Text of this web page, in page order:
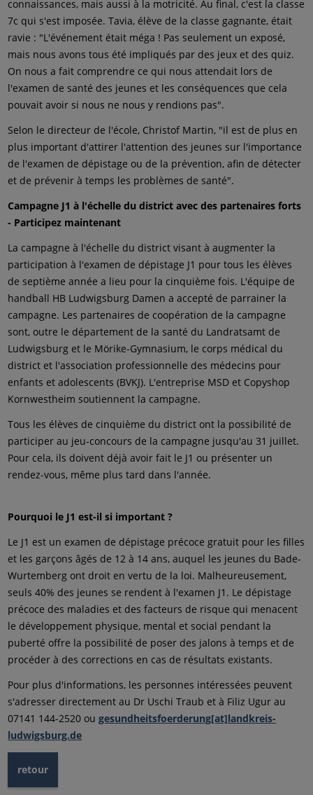
connaissances, mais aussi à la motricité. Au final, c'est la classe
7c qui s'est imposée. Tavia, élève de la classe gagnante, était
ravie : "L'événement était méga ! Pas seulement un exposé,
mais nous avons tous été impliqués par des jeux et des quiz.
On nous a fait comprendre ce qui nous attendait lors de
l'examen de santé des jeunes et les conséquences que cela
pouvait avoir si nous ne nous y rendions pas".
Selon le directeur de l'école, Christof Martin, "il est de plus en
plus important d'attirer l'attention des jeunes sur l'importance
de l'examen de dépistage ou de la prévention, afin de détecter
et de prévenir à temps les problèmes de santé".
Campagne J1 à l'échelle du district avec des partenaires forts
- Participez maintenant
La campagne à l'échelle du district visant à augmenter la
participation à l'examen de dépistage J1 pour tous les élèves
de septième année a lieu pour la cinquième fois. L'équipe de
handball HB Ludwigsburg Damen a accepté de parrainer la
campagne. Les partenaires de coopération de la campagne
sont, outre le département de la santé du Landratsamt de
Ludwigsburg et le Mörike-Gymnasium, le corps médical du
district et l'association professionnelle des médecins pour
enfants et adolescents (BVKJ). L'entreprise MSD et Copyshop
Kornwestheim soutiennent la campagne.
Tous les élèves de cinquième du district ont la possibilité de
participer au jeu-concours de la campagne jusqu'au 31 juillet.
Pour cela, ils doivent déjà avoir fait le J1 ou présenter un
rendez-vous, même plus tard dans l'année.
Pourquoi le J1 est-il si important ?
Le J1 est un examen de dépistage précoce gratuit pour les filles
et les garçons âgés de 12 à 14 ans, auquel les jeunes du Bade-
Wurtemberg ont droit en vertu de la loi. Malheureusement,
seuls 40% des jeunes se rendent à l'examen J1. Le dépistage
précoce des maladies et des facteurs de risque qui menacent
le développement physique, mental et social pendant la
puberté offre la possibilité de poser des jalons à temps et de
procéder à des corrections en cas de résultats existants.
Pour plus d'informations, les personnes intéressées peuvent
s'adresser directement au Dr Uschi Traub et à Filiz Ugur au
07141 144-2520 ougesundheitsfoerderung[at]landkreis-
ludwigsburg.de
retour